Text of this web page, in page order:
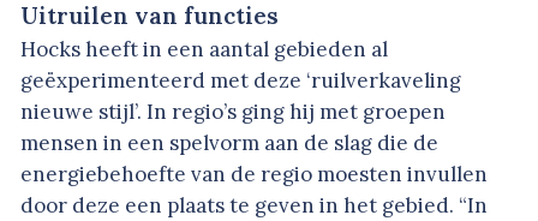
Uitruilen van functies
Hocks heeft in een aantal gebieden al
geëxperimenteerd met deze ‘ruilverkaveling
nieuwe stijl’. In regio’s ging hij met groepen
mensen in een spelvorm aan de slag die de
energiebehoefte van de regio moesten invullen
door deze een plaats te geven in het gebied. “In